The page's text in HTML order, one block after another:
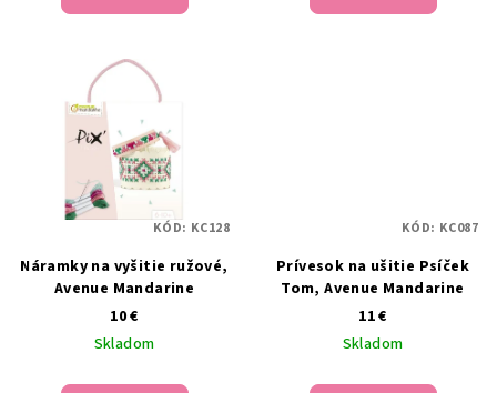
Náramky na vyšitie ružové,
Avenue Mandarine
10 €
Skladom
KÓD: KC128
Prívesok na ušitie Psíček
Tom, Avenue Mandarine
11 €
Skladom
KÓD: KC087